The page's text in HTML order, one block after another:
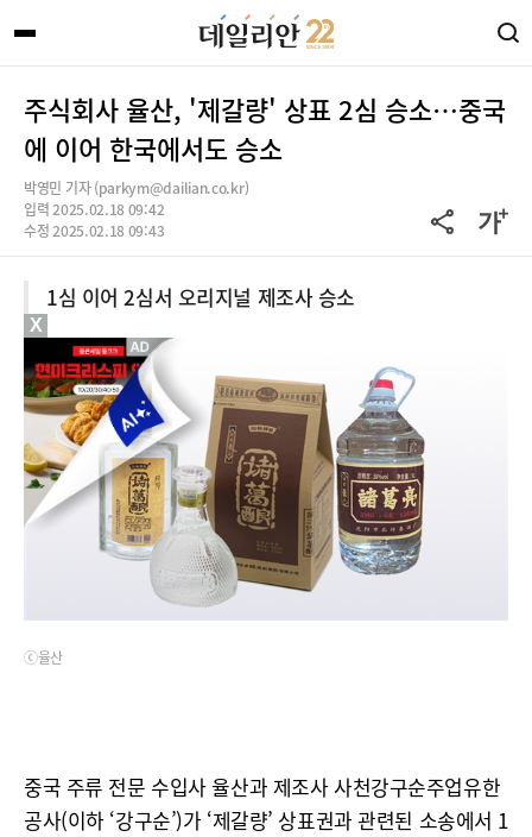
주식회사 율산, '제갈량' 상표 2심 승소…중국
에 이어 한국에서도 승소
박영민 기자 (parkym@dailian.co.kr)
입력 2025.02.18 09:42
수정 2025.02.18 09:43
1심 이어 2심서 오리지널 제조사 승소
ⓒ율산
중국 주류 전문 수입사 율산과 제조사 사천강구순주업유한
공사(이하 ‘강구순’)가 ‘제갈량’ 상표권과 관련된 소송에서 1
X